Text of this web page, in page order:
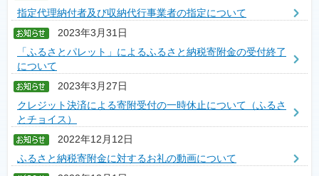
指定代理納付者及び収納代行事業者の指定について
2023年3月31日
「ふるさとパレット」によるふるさと納税寄附金の受付終了
について
2023年3月27日
クレジット決済による寄附受付の一時休止について（ふるさ
とチョイス）
2022年12月12日
ふるさと納税寄附金に対するお礼の動画について